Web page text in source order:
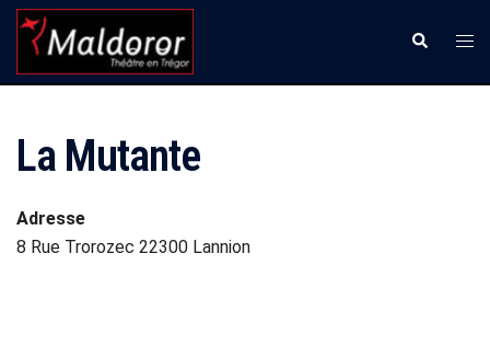
Aller
contenu
La Mutante
Adresse
8 Rue Trorozec 22300 Lannion